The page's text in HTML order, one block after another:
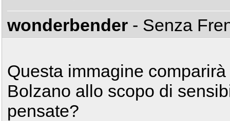
wonderbender - Senza
Questa immagine
Bolzano allo scopo di
pensate?